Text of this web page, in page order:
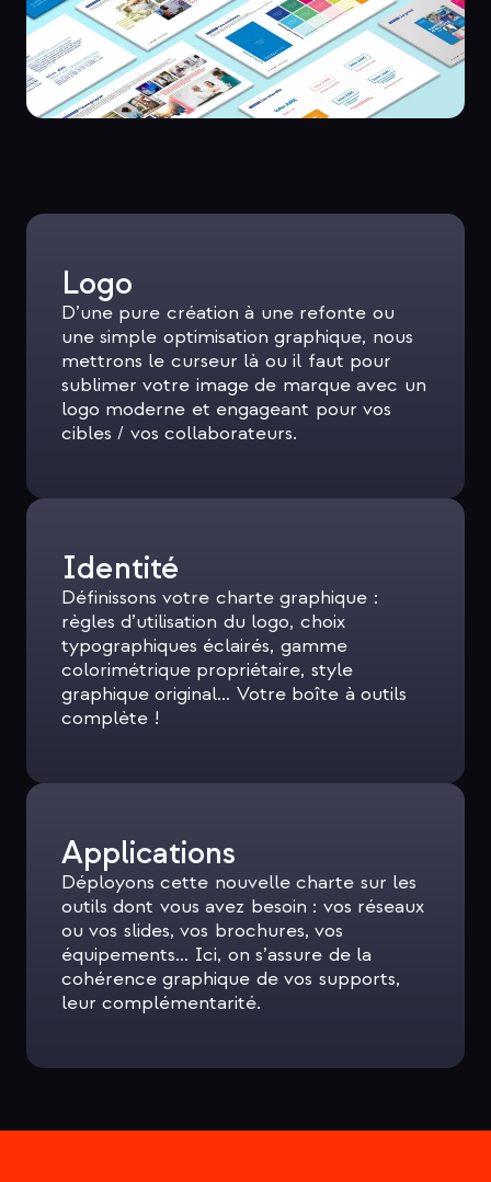
Logo
D’une pure création à une refonte ou
une simple optimisation graphique, nous
mettrons le curseur là ou il faut pour
sublimer votre image de marque avec un
logo moderne et engageant pour vos
cibles / vos collaborateurs.
Identité
Définissons votre charte graphique :
règles d’utilisation du logo, choix
typographiques éclairés, gamme
colorimétrique propriétaire, style
graphique original… Votre boîte à outils
complète !
Applications
Déployons cette nouvelle charte sur les
outils dont vous avez besoin : vos réseaux
ou vos slides, vos brochures, vos
équipements… Ici, on s’assure de la
cohérence graphique de vos supports,
leur complémentarité.